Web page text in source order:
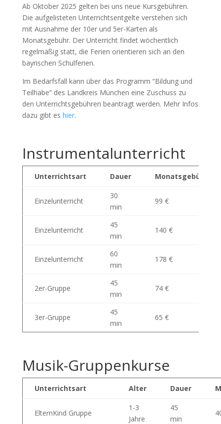
Ab Oktober 2025 gelten bei uns neue Kursgebühren.
Die aufgelisteten Unterrichtsentgelte verstehen sich
mit Ausnahme der 10er und 5er-Karten als
Monatsgebühr. Der Unterricht findet wöchentlich
regelmäßig statt, die Ferien orientieren sich an den
bayrischen Schulferien.
Im Bedarfsfall kann über das Programm “Bildung und
Teilhabe” des Landkreis München eine Zuschuss zu
den Unterrichtsgebühren beantragt werden. Mehr Infos
dazu gibt es hier.
Instrumentalunterricht
Unterrichtsart Dauer Monatsgebühr
Einzelunterricht
30
min
99 €
Einzelunterricht
45
min
140 €
Einzelunterricht
60
min
178 €
2er-Gruppe
45
min
74 €
3er-Gruppe
45
min
65 €
Musik-Gruppenkurse
Unterrichtsart Alter Dauer
ElternKind Gruppe
1-3
Jahre
45
min